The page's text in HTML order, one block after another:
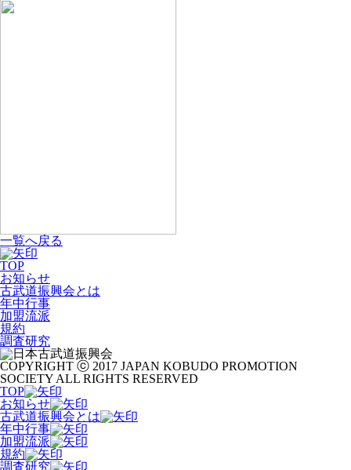
一覧へ戻る
TOP
お知らせ
古武道振興会とは
年中行事
加盟流派
規約
調査研究
COPYRIGHT ⓒ 2017 JAPAN KOBUDO PROMOTION
SOCIETY ALL RIGHTS RESERVED
TOP
お知らせ
古武道振興会とは
年中行事
加盟流派
規約
調査研究